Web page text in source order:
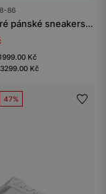
86
Tmavě modré pánské sneakers se šedými vložkami
Kč
Kč
47%